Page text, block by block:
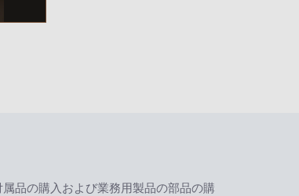
品の購入および業務用製品の部品の購